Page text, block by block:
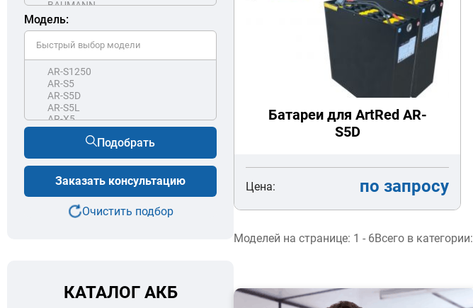
Модель:
Подобрать
Заказать консультацию
Очистить подбор
КАТАЛОГ АКБ
Батареи для ArtRed AR-
S5D
Цена: по запросу
Моделей на странице: 1 - 6Всего в категории: